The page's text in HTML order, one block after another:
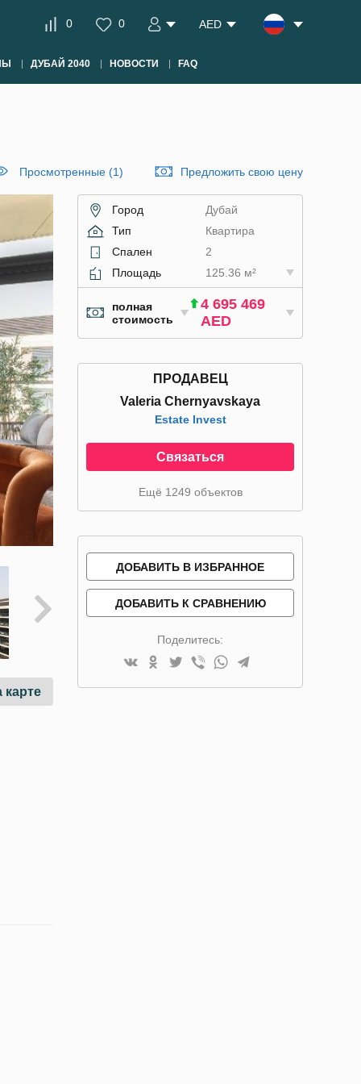
0 0 AED
ДУБАЙ 2040 НОВОСТИ FAQ
Просмотренные (1) Предложить свою цену
карте
Город
Дубай
Тип
Квартира
Спален
2
Площадь
125.36 м²
полная
стоимость
4 695 469
AED
ПРОДАВЕЦ
Valeria Chernyavskaya
Estate Invest
Связаться
Ещё 1249 объектов
ДОБАВИТЬ В ИЗБРАННОЕ
ДОБАВИТЬ К СРАВНЕНИЮ
Поделитесь: